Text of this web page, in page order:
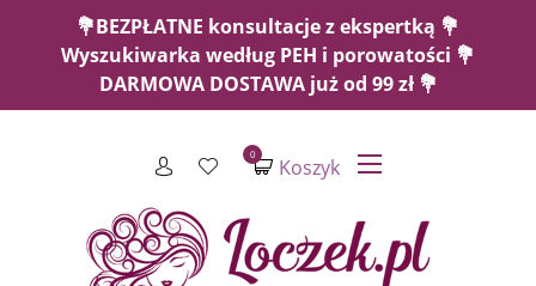
💐BEZPŁATNE konsultacje z ekspertką 💐
Wyszukiwarka według PEH i porowatości 💐
DARMOWA DOSTAWA już od 99 zł 💐
Koszyk
0